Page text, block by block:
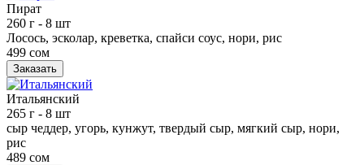
Пират
260 г - 8 шт
Лосось, эсколар, креветка, спайси соус, нори, рис
499 сом
Заказать
Итальянский
265 г - 8 шт
сыр чеддер, угорь, кунжут, твердый сыр, мягкий сыр, нори,
рис
489 сом